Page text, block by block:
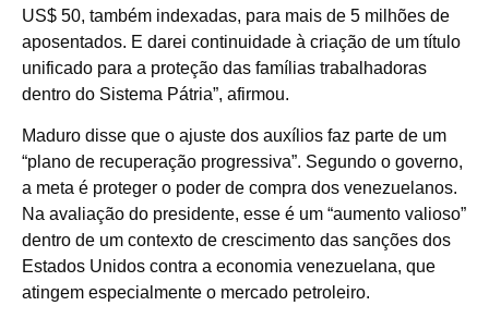
US$ 50, também indexadas, para mais de 5 milhões de
aposentados. E darei continuidade à criação de um título
unificado para a proteção das famílias trabalhadoras
dentro do Sistema Pátria”, afirmou.
Maduro disse que o ajuste dos auxílios faz parte de um
“plano de recuperação progressiva”. Segundo o governo,
a meta é proteger o poder de compra dos venezuelanos.
Na avaliação do presidente, esse é um “aumento valioso”
dentro de um contexto de crescimento das sanções dos
Estados Unidos contra a economia venezuelana, que
atingem especialmente o mercado petroleiro.